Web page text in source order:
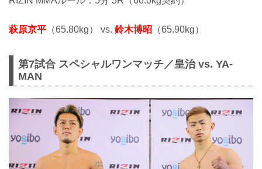
萩原京平 （65.80kg） vs. 鈴木博昭 （65.90kg）
第7試合 スペシャルワンマッチ／皇治 vs. YA-
MAN